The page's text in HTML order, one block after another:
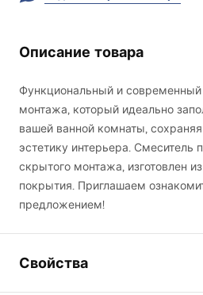
Описание товара
Функциональный и
монтажа, который идеально
вашей ванной комнаты,
эстетику интерьера. Смеситель
скрытого монтажа, изготовлен
покрытия. Приглашаем
предложением!
Свойства